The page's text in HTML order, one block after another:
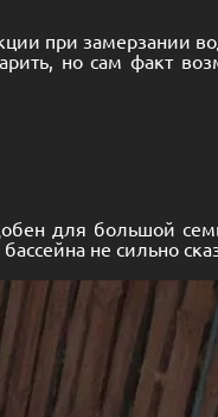
при замерзании
но сам факт
для большой
не сильно